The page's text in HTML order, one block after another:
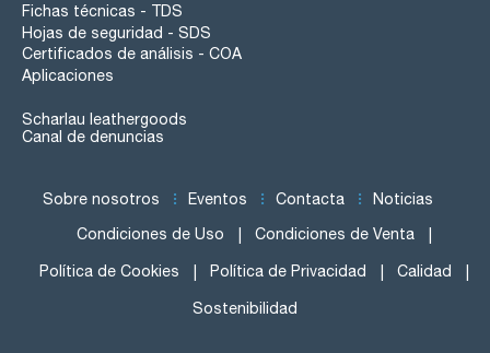
Fichas técnicas - TDS
Hojas de seguridad - SDS
Certificados de análisis - COA
Aplicaciones
Scharlau leathergoods
Canal de denuncias
Sobre nosotros Eventos Contacta Noticias
Condiciones de Uso Condiciones de Venta
Política de Cookies Política de Privacidad Calidad
Sostenibilidad